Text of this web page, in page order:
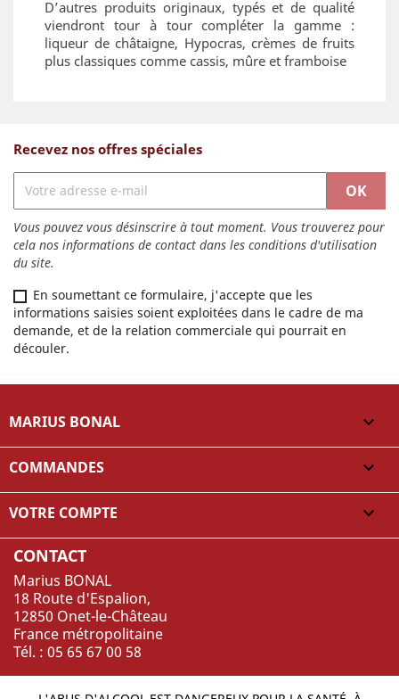
D’autres produits originaux, typés et de qualité
viendront tour à tour compléter la gamme :
liqueur de châtaigne, Hypocras, crèmes de fruits
plus classiques comme cassis, mûre et framboise
Recevez nos offres spéciales
Vous pouvez vous désinscrire à tout moment. Vous trouverez pour
cela nos informations de contact dans les conditions d'utilisation
du site.
En soumettant ce formulaire, j'accepte que les
informations saisies soient exploitées dans le cadre de ma
demande, et de la relation commerciale qui pourrait en
découler.
MARIUS BONAL 
COMMANDES 
VOTRE COMPTE

CONTACT
Marius BONAL
18 Route d'Espalion,
12850 Onet-le-Château
France métropolitaine
Tél. : 05 65 67 00 58